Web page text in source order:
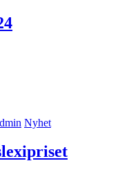
Nyhet